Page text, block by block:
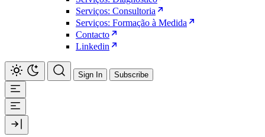
Serviços: Consultoria
Serviços: Formação à Medida
Contacto
Linkedin
Sign In Subscribe